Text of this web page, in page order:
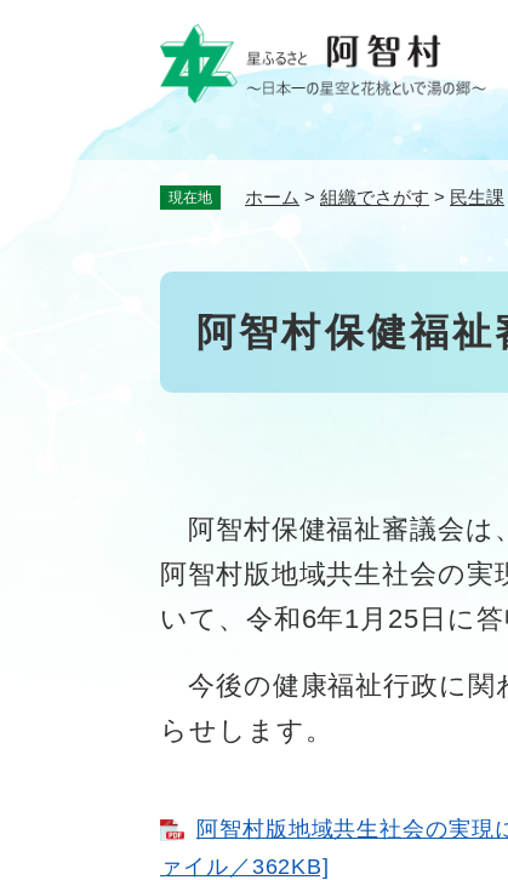
現在地 ホーム > 組織でさがす > 民生課
阿智村保健福
阿智村保健福祉審議会は
阿智村版地域共生社会の
いて、令和6年1月25日に
今後の健康福祉行政に関
らせします。
阿智村版地域共生社会の実現
ァイル／362KB]